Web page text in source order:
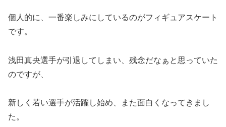
個人的に、一番楽しみにしているのがフィギュアスケート
です。
浅田真央選手が引退してしまい、残念だなぁと思っていた
のですが、
新しく若い選手が活躍し始め、また面白くなってきまし
た。